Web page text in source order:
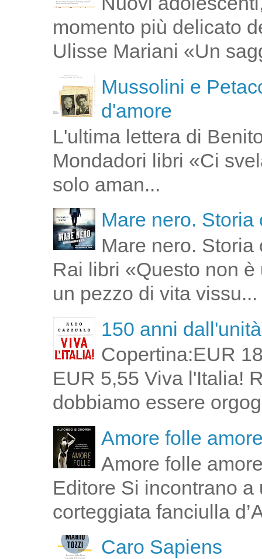
momento più delicato
Ulisse Mariani «Un
Mussolini e
d'amore
L'ultima lettera di
Mondadori libri «Ci
solo aman...
Mare nero.
Mare nero.
Rai libri «Questo non
un pezzo di vita vissu...
150 anni
Copertina:EUR
EUR 5,55 Viva l'Italia!
dobbiamo essere
Amore folle
Amore folle
Editore Si incontrano
corteggiata fanciulla
Caro Sapiens